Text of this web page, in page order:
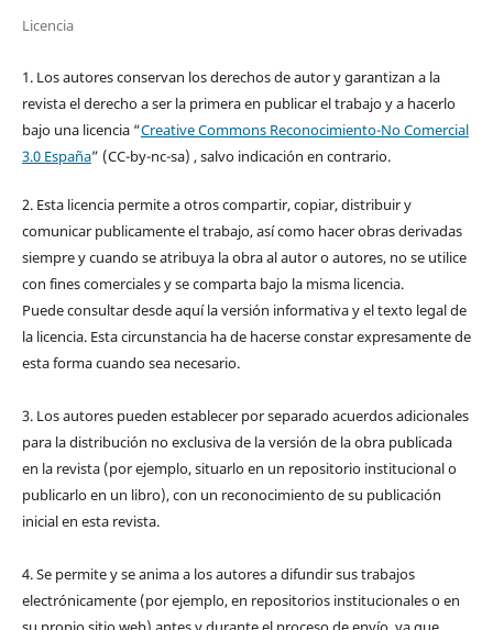
Licencia
1. Los autores conservan los derechos de autor y garantizan a la
revista el derecho a ser la primera en publicar el trabajo y a hacerlo
bajo una licencia “Creative Commons Reconocimiento-No Comercial
3.0 España” (CC-by-nc-sa) , salvo indicación en contrario.
2. Esta licencia permite a otros compartir, copiar, distribuir y
comunicar publicamente el trabajo, así como hacer obras derivadas
siempre y cuando se atribuya la obra al autor o autores, no se utilice
con fines comerciales y se comparta bajo la misma licencia.
Puede consultar desde aquí la versión informativa y el texto legal de
la licencia. Esta circunstancia ha de hacerse constar expresamente de
esta forma cuando sea necesario.
3. Los autores pueden establecer por separado acuerdos adicionales
para la distribución no exclusiva de la versión de la obra publicada
en la revista (por ejemplo, situarlo en un repositorio institucional o
publicarlo en un libro), con un reconocimiento de su publicación
inicial en esta revista.
4. Se permite y se anima a los autores a difundir sus trabajos
electrónicamente (por ejemplo, en repositorios institucionales o en